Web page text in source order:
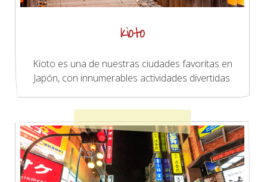
Kioto
Kioto es una de nuestras ciudades favoritas en
Japón, con innumerables actividades divertidas.